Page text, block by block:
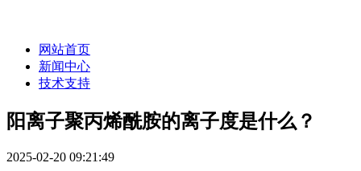
网站首页
新闻中心
技术支持
阳离子聚丙烯酰胺的离子度是什么？
2025-02-20 09:21:49